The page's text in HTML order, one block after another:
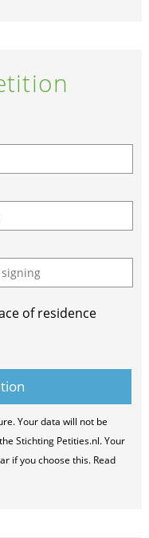
of residence
Your data will not be
Stichting Petities.nl. Your
if you choose this. Read